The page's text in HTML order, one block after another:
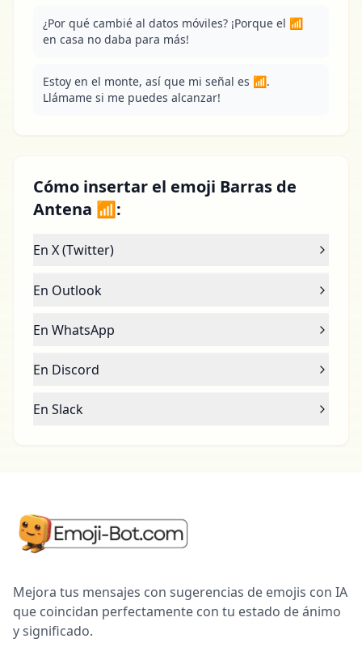
¿Por qué cambié al datos móviles? ¡Porque el 📶
en casa no daba para más!
Estoy en el monte, así que mi señal es 📶.
Llámame si me puedes alcanzar!
Cómo insertar el emoji Barras de
Antena 📶:
En X (Twitter)
En Outlook
En WhatsApp
En Discord
En Slack
Mejora tus mensajes con sugerencias de emojis con IA
que coincidan perfectamente con tu estado de ánimo
y significado.